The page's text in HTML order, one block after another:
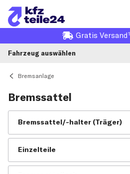
Gratis Versand1
Fahrzeug auswählen
Bremsanlage
Bremssattel
Bremssattel/-halter (Träger)
Einzelteile